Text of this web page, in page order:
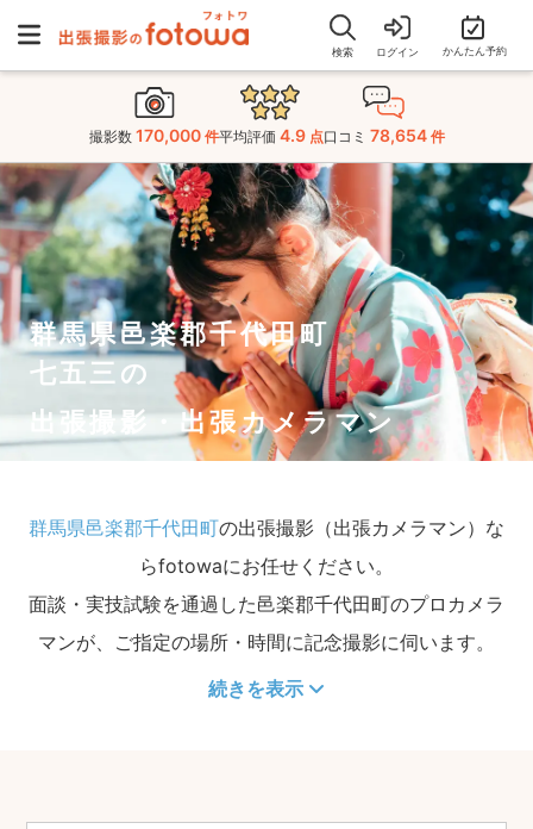
検索 ログイン かんたん予約
撮影数 170,000 件平均評価 4.9 点口コミ 78,654 件
群馬県邑楽郡千代田町
七五三の
出張撮影・出張カメラマン
群馬県邑楽郡千代田町の出張撮影（出張カメラマン）な
らfotowaにお任せください。
面談・実技試験を通過した邑楽郡千代田町のプロカメラ
マンが、ご指定の場所・時間に記念撮影に伺います。
続きを表示